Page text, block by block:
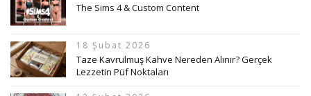
The Sims 4 & Custom Content
18 Şubat 2026
Taze Kavrulmuş Kahve Nereden Alınır? Gerçek
Lezzetin Püf Noktaları